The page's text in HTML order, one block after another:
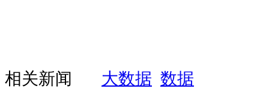
相关新闻 大数据 数据